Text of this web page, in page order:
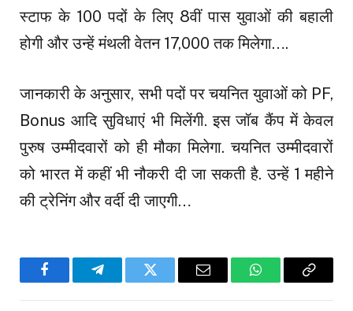
स्टाफ के 100 पदों के लिए 8वीं पास युवाओं की बहाली
होगी और उन्हें मंथली वेतन ₹17,000 तक मिलेगा….
जानकारी के अनुसार, सभी पदों पर चयनित युवाओं को PF,
Bonus आदि सुविधाएं भी मिलेंगी. इस जॉब कैंप में केवल
पुरुष उम्मीदवारों को ही मौका मिलेगा. चयनित उम्मीदवारों
को भारत में कहीं भी नौकरी दी जा सकती है. उन्हें 1 महीने
की ट्रेनिंग और वर्दी दी जाएगी…
FacebookTelegramTwitter Email WhatsAppCopy